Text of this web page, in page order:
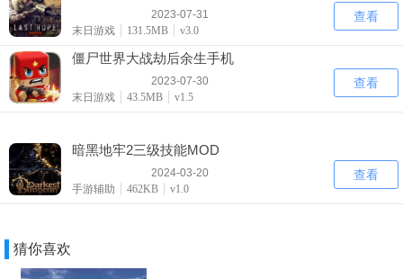
2023-07-31
末日游戏
131.5MB v3.0
查看
僵尸世界大战劫后余生手机
2023-07-30
末日游戏
43.5MB v1.5
查看
暗黑地牢2三级技能MOD
2024-03-20
手游辅助
462KB v1.0
查看
猜你喜欢